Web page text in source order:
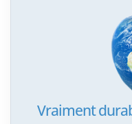
Vraiment